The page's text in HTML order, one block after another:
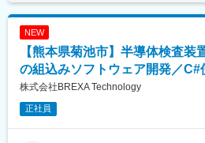
■当社だからこそ実現できるエンジ
＜お取引社数3,900社＞
同業他社と比較をしても圧倒的なお
NEW
【熊本県菊池市】半導体検査装
の組込みソフトウェア開発／
株式会社BREXA Technology
正社員